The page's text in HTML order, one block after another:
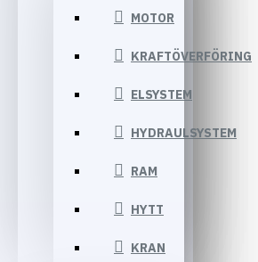
MOTOR
KRAFTÖVERFÖRING
ELSYSTEM
HYDRAULSYSTEM
RAM
HYTT
KRAN